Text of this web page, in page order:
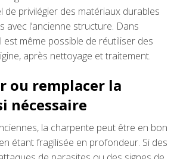
de privilégier des matériaux durables
avec l’ancienne structure. Dans
est même possible de réutiliser des
après nettoyage et traitement.
ou remplacer la
nécessaire
la charpente peut être en bon
étant fragilisée en profondeur. Si des